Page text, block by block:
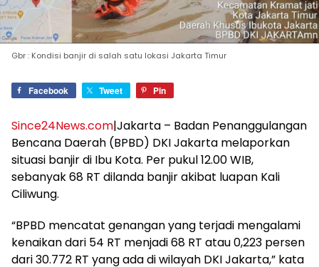
Gbr : Kondisi banjir di salah satu lokasi Jakarta Timur
Facebook Tweet Pin
Since24News.com|Jakarta – Badan Penanggulangan
Bencana Daerah (BPBD) DKI Jakarta melaporkan
situasi banjir di Ibu Kota. Per pukul 12.00 WIB,
sebanyak 68 RT dilanda banjir akibat luapan Kali
Ciliwung.
“BPBD mencatat genangan yang terjadi mengalami
kenaikan dari 54 RT menjadi 68 RT atau 0,223 persen
dari 30.772 RT yang ada di wilayah DKI Jakarta,” kata